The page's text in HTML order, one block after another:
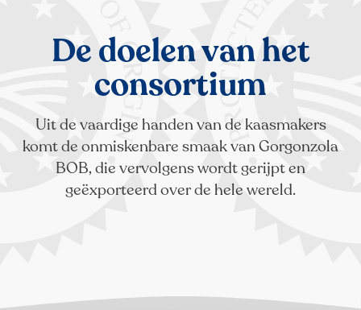
De doelen van het
consortium
Uit de vaardige handen van de kaasmakers
komt de onmiskenbare smaak van Gorgonzola
BOB, die vervolgens wordt gerijpt en
geëxporteerd over de hele wereld.